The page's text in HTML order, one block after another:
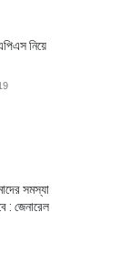
নিয়ে
সমস্যা
: জেনারেল